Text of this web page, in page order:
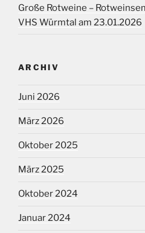
Große Rotweine –
VHS Würmtal am 23.01.2026
ARCHIV
Juni 2026
März 2026
Oktober 2025
März 2025
Oktober 2024
Januar 2024